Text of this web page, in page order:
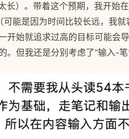
）。带着这个预期，我开始
能是因为时间比较长远，我就
始就追求过高的目标可能会
但我还是分别考虑了“输入-笔